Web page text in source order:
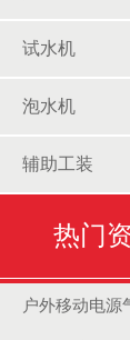
试水机
泡水机
辅助工装
热门
户外移动电源